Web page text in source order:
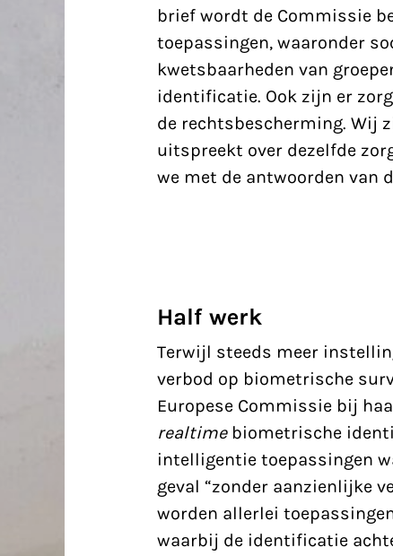
brief wordt de Commissie
toepassingen, waaronder
kwetsbaarheden van
identificatie. Ook zijn er
de rechtsbescherming. Wij
uitspreekt over dezelfde
we met de antwoorden van
Half werk
Terwijl steeds meer
verbod op biometrische
Europese Commissie bij
realtimebiometrische
intelligentie toepassingen
geval “zonder aanzienlijke
worden allerlei
waarbij de identificatie